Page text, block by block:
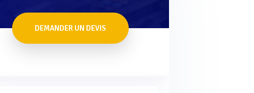
DEMANDER UN DEVIS